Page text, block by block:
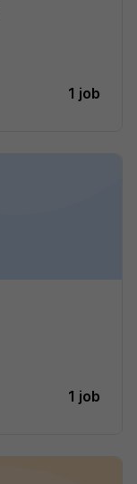
1 job
1 job